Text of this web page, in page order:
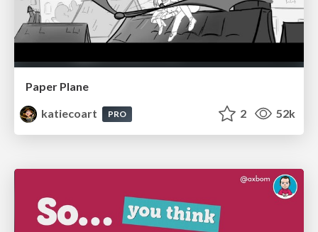
Paper Plane
katiecoart
PRO 2 52k